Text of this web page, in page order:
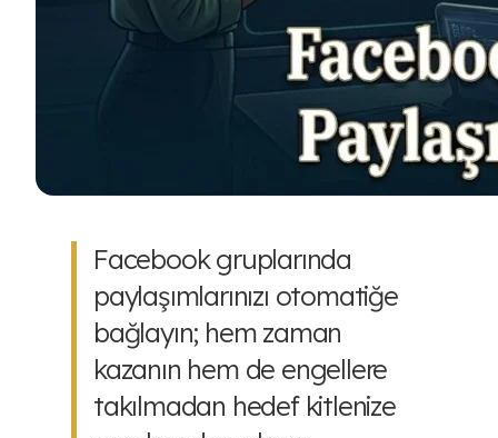
Facebook gruplarında
paylaşımlarınızı otomatiğe
bağlayın; hem zaman
kazanın hem de engellere
takılmadan hedef kitlenize